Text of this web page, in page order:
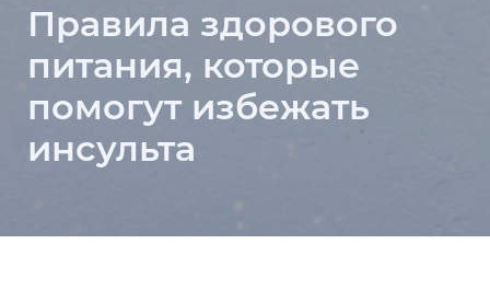
Правила здорового
питания, которые
помогут избежать
инсульта